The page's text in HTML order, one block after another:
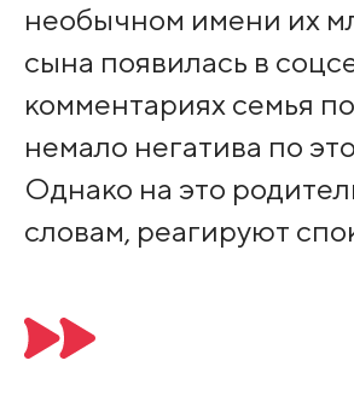
необычном имени их
сына появилась в
комментариях семья
немало негатива по
Однако на это
словам, реагируют